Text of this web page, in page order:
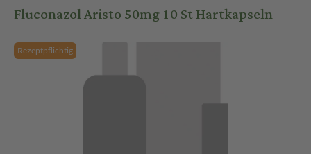
Fluconazol Aristo 50mg 10 St Hartkapseln
Rezeptpflichtig